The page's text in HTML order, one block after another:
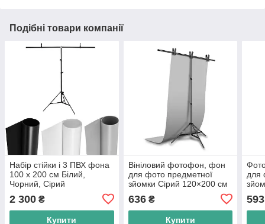
Подібні товари компанії
Набір стійки і 3 ПВХ фона
100 х 200 см Білий,
Чорний, Сірий
2 300 ₴
Купити
Вініловий фотофон, фон
для фото предметної
зйомки Сірий 120×200 см
636₴
Купити
для
593